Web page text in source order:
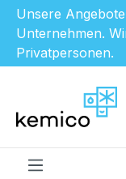
Unsere
Unternehmen.
Privatpersonen.
Zum Hauptinhalt